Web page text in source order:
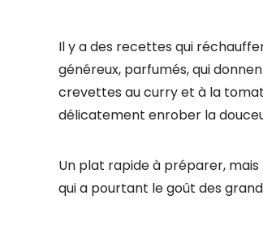
Il y a des recettes qui
généreux, parfumés, qui
crevettes au curry et à la
délicatement enrober la
Un plat rapide à préparer,
qui a pourtant le goût des